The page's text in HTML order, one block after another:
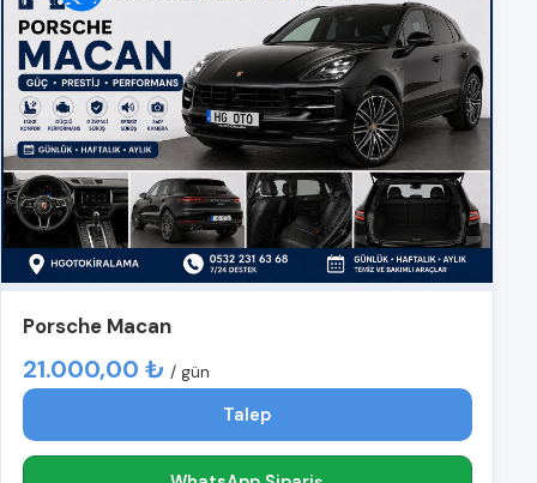
Porsche Macan
21.000,00 ₺ / gün
Talep